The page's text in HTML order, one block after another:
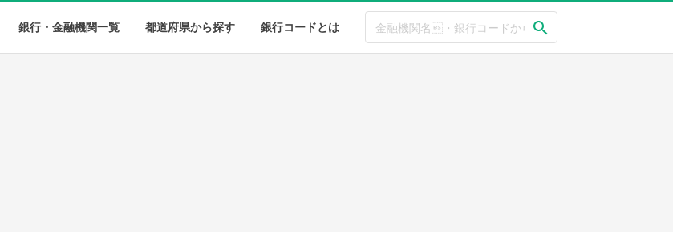
銀行・金融機関一覧 都道府県から探す 銀行コードとは